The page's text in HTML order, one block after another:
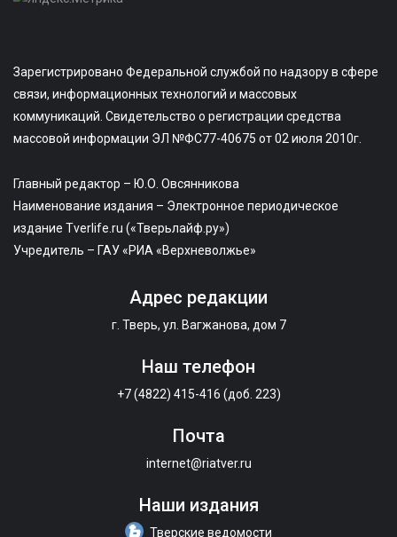
Зарегистрировано Федеральной службой по надзору в сфере
связи, информационных технологий и массовых
коммуникаций. Свидетельство о регистрации средства
массовой информации ЭЛ №ФС77-40675 от 02 июля 2010г.
Главный редактор – Ю.О. Овсянникова
Наименование издания – Электронное периодическое
издание Tverlife.ru («Тверьлайф.ру»)
Учредитель – ГАУ «РИА «Верхневолжье»
Адрес редакции
г. Тверь, ул. Вагжанова, дом 7
Наш телефон
+7 (4822) 415-416 (доб. 223)
Почта
internet@riatver.ru
Наши издания
Тверские ведомости